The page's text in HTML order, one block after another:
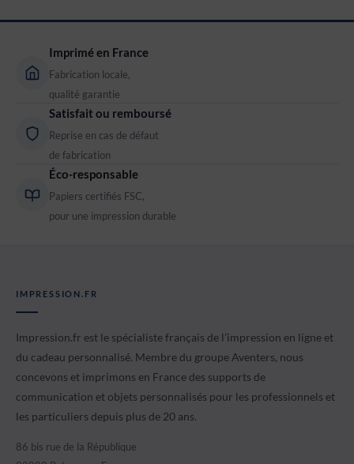
Imprimé en France
Fabrication locale,
qualité garantie
Satisfait ou remboursé
Reprise en cas de défaut
de fabrication
Éco-responsable
Papiers certifiés FSC,
pour une impression durable
IMPRESSION.FR
Impression.fr est le spécialiste français de l'impression en ligne et
du cadeau personnalisé. Membre du groupe Aventers, nous
concevons et imprimons en France des supports de
communication et objets personnalisés pour les professionnels et
les particuliers depuis plus de 20 ans.
86 bis rue de la République